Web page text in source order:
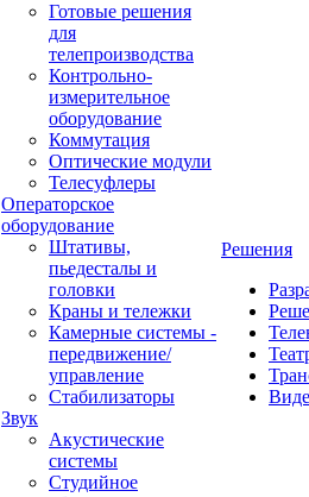
Готовые решения
для
телепроизводства
Контрольно-
измерительное
оборудование
Коммутация
Оптические модули
Телесуфлеры
Операторское
оборудование
Штативы,
пьедесталы и
головки
Краны и тележки
Камерные системы -
передвижение/
управление
Стабилизаторы
Звук
Акустические
системы
Студийное
Решения